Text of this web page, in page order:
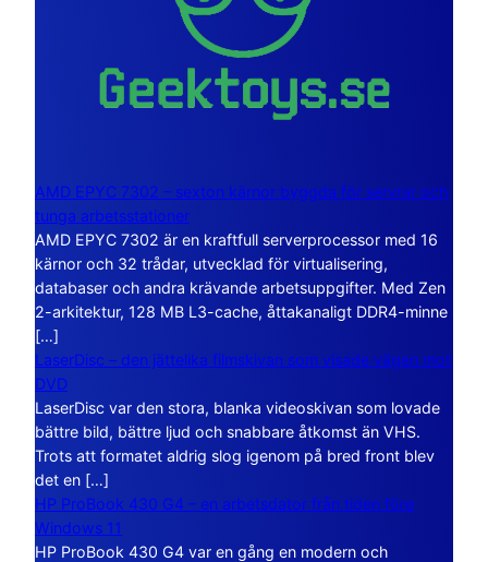
AMD EPYC 7302 – sexton kärnor byggda för servrar och
tunga arbetsstationer
AMD EPYC 7302 är en kraftfull serverprocessor med 16
kärnor och 32 trådar, utvecklad för virtualisering,
databaser och andra krävande arbetsuppgifter. Med Zen
2-arkitektur, 128 MB L3-cache, åttakanaligt DDR4-minne
[…]
LaserDisc – den jättelika filmskivan som visade vägen mot
DVD
LaserDisc var den stora, blanka videoskivan som lovade
bättre bild, bättre ljud och snabbare åtkomst än VHS.
Trots att formatet aldrig slog igenom på bred front blev
det en […]
HP ProBook 430 G4 – en arbetsdator från tiden före
Windows 11
HP ProBook 430 G4 var en gång en modern och